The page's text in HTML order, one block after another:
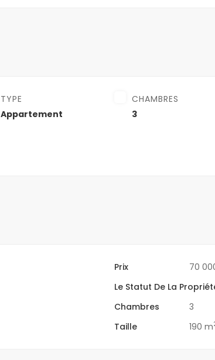
TYPE
Appartement
CHAMBRES
3
Prix
70
Le Statut De La
Chambres
3
Taille 190 m